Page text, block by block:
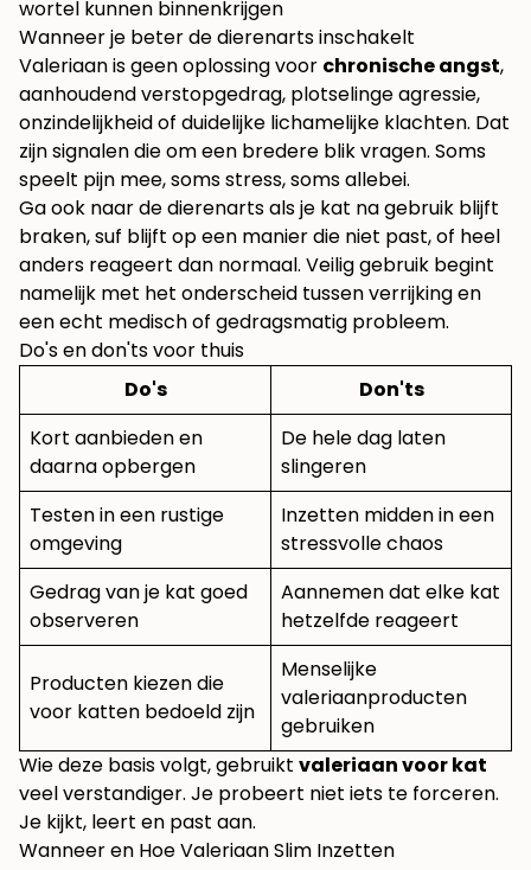
wortel kunnen binnenkrijgen
Wanneer je beter de dierenarts inschakelt
Valeriaan is geen oplossing voor chronische angst,
aanhoudend verstopgedrag, plotselinge agressie,
onzindelijkheid of duidelijke lichamelijke klachten. Dat
zijn signalen die om een bredere blik vragen. Soms
speelt pijn mee, soms stress, soms allebei.
Ga ook naar de dierenarts als je kat na gebruik blijft
braken, suf blijft op een manier die niet past, of heel
anders reageert dan normaal. Veilig gebruik begint
namelijk met het onderscheid tussen verrijking en
een echt medisch of gedragsmatig probleem.
Do's en don'ts voor thuis
Do's
Don'ts
Kort aanbieden en
daarna opbergen
De hele dag laten
slingeren
Testen in een rustige
omgeving
Inzetten midden in een
stressvolle chaos
Gedrag van je kat goed
observeren
Aannemen dat elke kat
hetzelfde reageert
Producten kiezen die
voor katten bedoeld zijn
Menselijke
valeriaanproducten
gebruiken
Wie deze basis volgt, gebruikt valeriaan voor kat
veel verstandiger. Je probeert niet iets te forceren.
Je kijkt, leert en past aan.
Wanneer en Hoe Valeriaan Slim Inzetten